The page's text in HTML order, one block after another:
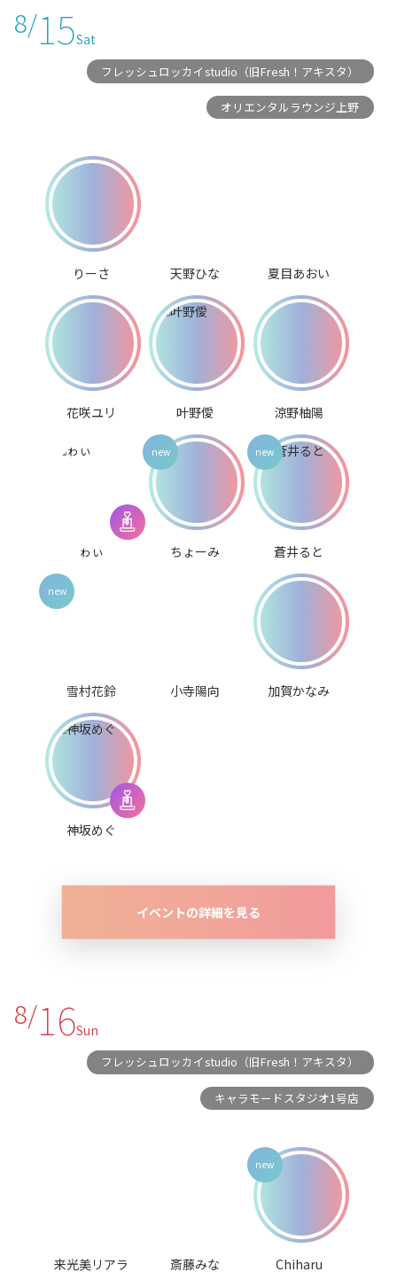
8/15Sat
フレッシュロッカイstudio（旧Fresh！アキスタ）
オリエンタルラウンジ上野
りーさ 天野ひな 夏目あおい
花咲ユリ 叶野僾 涼野柚陽
ゎぃ ちょーみ 蒼井ると
雪村花鈴 小寺陽向 加賀かなみ
神坂めぐ
イベントの詳細を見る
8/16Sun
フレッシュロッカイstudio（旧Fresh！アキスタ）
キャラモードスタジオ1号店
来光美リアラ 斎藤みな Chiharu